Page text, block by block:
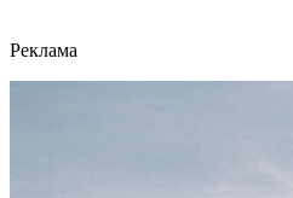
Реклама